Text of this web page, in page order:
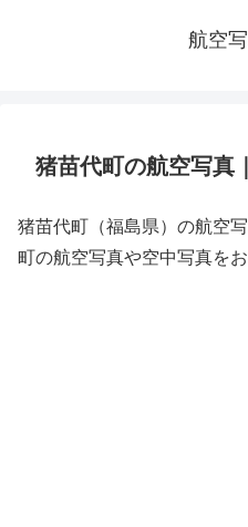
航空
猪苗代町の航空写真
猪苗代町（福島県）の航空
町の航空写真や空中写真をお